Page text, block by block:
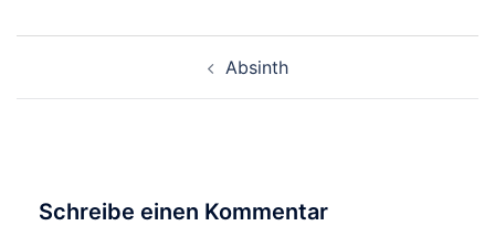
Absinth
Schreibe einen Kommentar